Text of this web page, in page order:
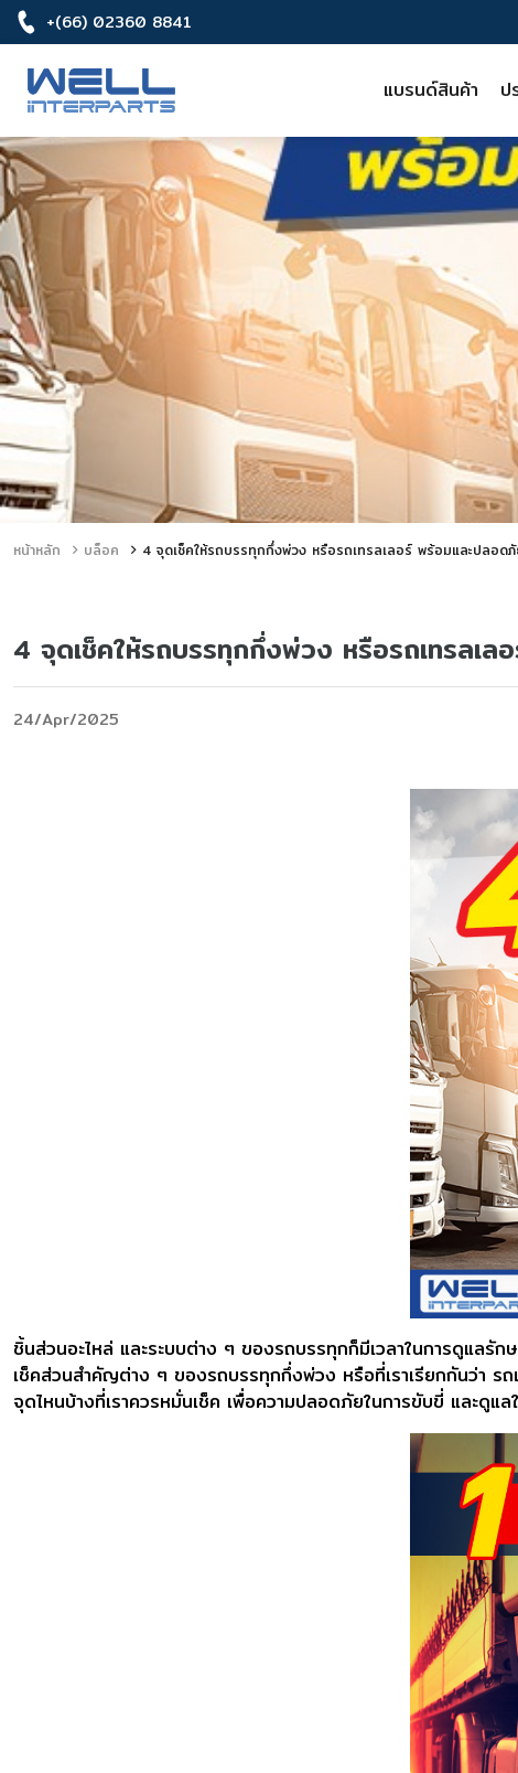
+(66) 02360 8841
แบรนด์สินค้า ป
หน้าหลัก บล็อค 4 จุดเช็คให้รถบรรทุกกึ่งพ่วง หรือรถเทรลเลอร์ พร้อมและปลอดภั
4 จุดเช็คให้รถบรรทุกกึ่งพ่วง หรือรถเทรลเ
24/Apr/2025
ชิ้นส่วนอะไหล่ และระบบต่าง ๆ ของรถบรรทุกก็มีเวลาในการดูแลรั
เช็คส่วนสำคัญต่าง ๆ ของรถบรรทุกกึ่งพ่วง หรือที่เราเรียกกันว่า ร
จุดไหนบ้างที่เราควรหมั่นเช็ค เพื่อความปลอดภัยในการขับขี่ และดูแ